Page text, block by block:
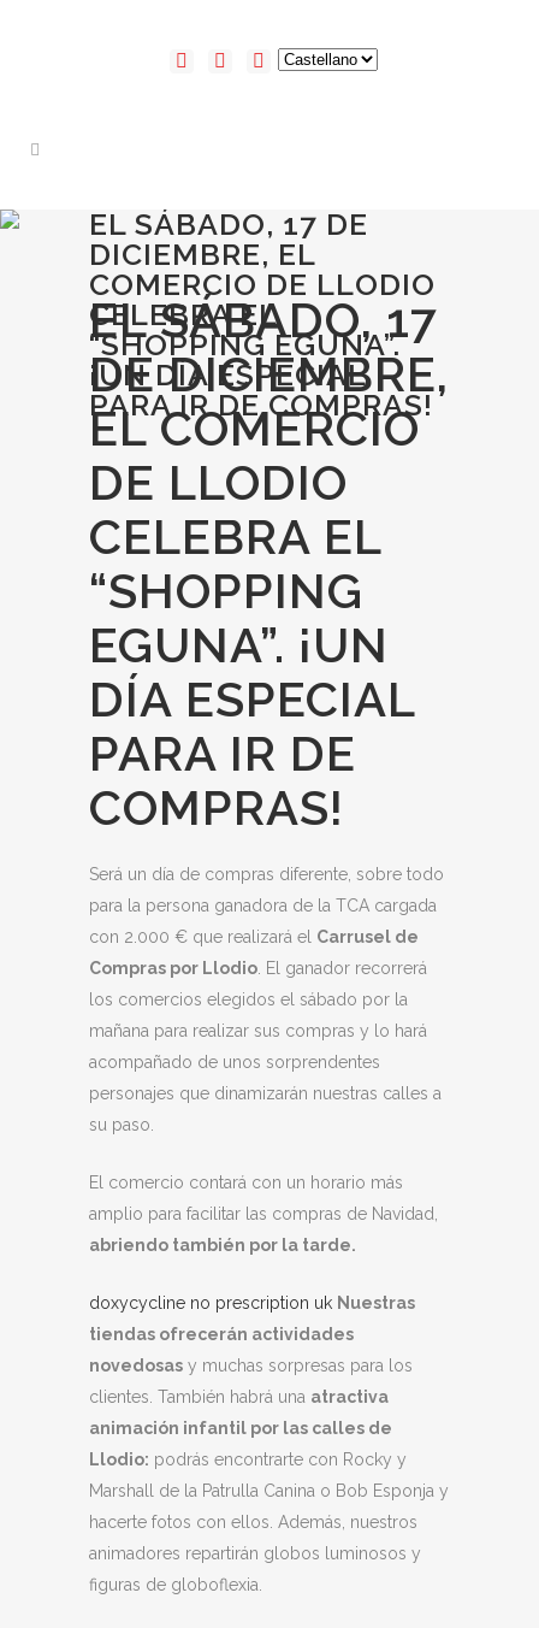
EL SÁBADO, 17 DE
DICIEMBRE, EL
COMERCIO DE LLODIO
CELEBRA EL
“SHOPPING EGUNA”.
¡UN DÍA ESPECIAL
PARA IR DE COMPRAS!
EL SÁBADO, 17
DE DICIEMBRE,
EL COMERCIO
DE LLODIO
CELEBRA EL
“SHOPPING
EGUNA”. ¡UN
DÍA ESPECIAL
PARA IR DE
COMPRAS!
Será un día de compras diferente, sobre todo
para la persona ganadora de la TCA cargada
con 2.000 € que realizará el Carrusel de
Compras por Llodio . El ganador recorrerá
los comercios elegidos el sábado por la
mañana para realizar sus compras y lo hará
acompañado de unos sorprendentes
personajes que dinamizarán nuestras calles a
su paso.
El comercio contará con un horario más
amplio para facilitar las compras de Navidad,
abriendo también por la tarde.
doxycycline no prescription uk Nuestras
tiendas ofrecerán actividades
novedosas y muchas sorpresas para los
clientes. También habrá una atractiva
animación infantil por las calles de
Llodio: podrás encontrarte con Rocky y
Marshall de la Patrulla Canina o Bob Esponja y
hacerte fotos con ellos. Además, nuestros
animadores repartirán globos luminosos y
figuras de globoflexia.